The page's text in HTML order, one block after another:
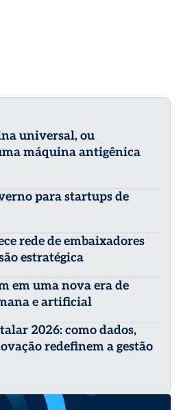
universal, ou
máquina antigênica
para startups de
rede de embaixadores
estratégica
em uma nova era de
e artificial
2026: como dados,
redefinem a gestão